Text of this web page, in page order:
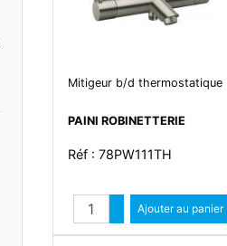
Mitigeur b/d thermostatique
PAINI ROBINETTERIE
Réf : 78PW111TH
Quantité
Augmenter quantité
Diminuer quantité
Ajouter au panier